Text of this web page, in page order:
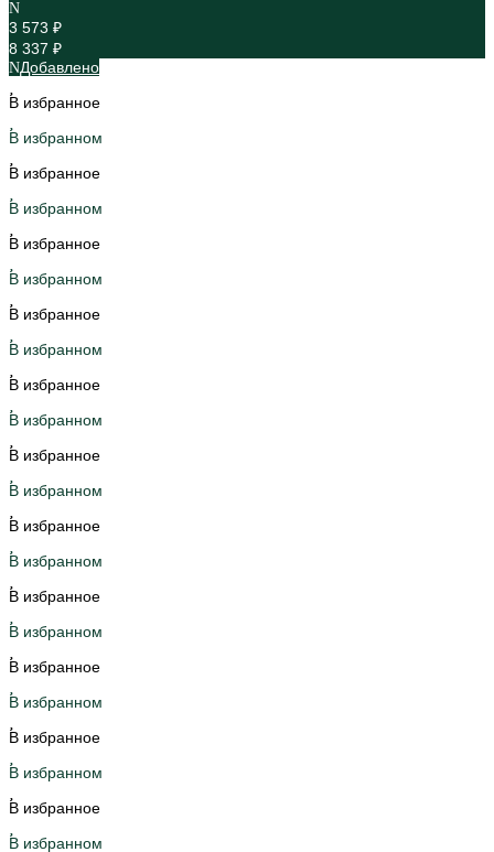
3 573 ₽
8 337 ₽
Добавлено
В избранное
В избранном
В избранное
В избранном
В избранное
В избранном
В избранное
В избранном
В избранное
В избранном
В избранное
В избранном
В избранное
В избранном
В избранное
В избранном
В избранное
В избранном
В избранное
В избранном
В избранное
В избранном